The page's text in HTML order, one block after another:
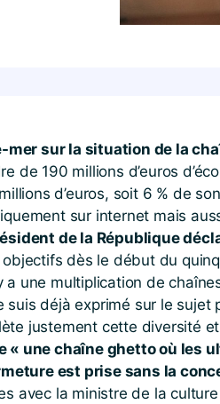
sur la situation de la
de 190 millions d’euros
d’euros, soit 6 % de
sur internet mais
de la République
objectifs dès le début du
a une multiplication de
déjà exprimé sur le
justement cette diversité et
« une chaîne ghetto où les
est prise sans la
avec la ministre de la